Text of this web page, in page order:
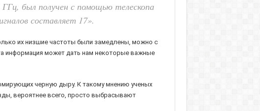
был получен с помощью телескопа
составляет 17».
их низшие частоты были замедлены, можно с
информация может дать нам некоторые важные
черную дыру. К такому мнению ученых
вероятнее всего, просто выбрасывают